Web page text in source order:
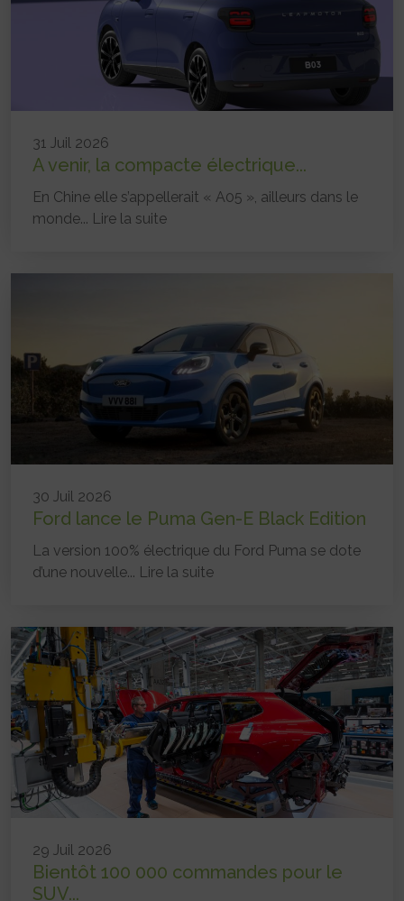
31 Juil 2026
A venir, la compacte électrique...
En Chine elle s’appellerait « A05 », ailleurs dans le
monde... Lire la suite
30 Juil 2026
Ford lance le Puma Gen-E Black Edition
La version 100% électrique du Ford Puma se dote
d’une nouvelle... Lire la suite
29 Juil 2026
Bientôt 100 000 commandes pour le
SUV...